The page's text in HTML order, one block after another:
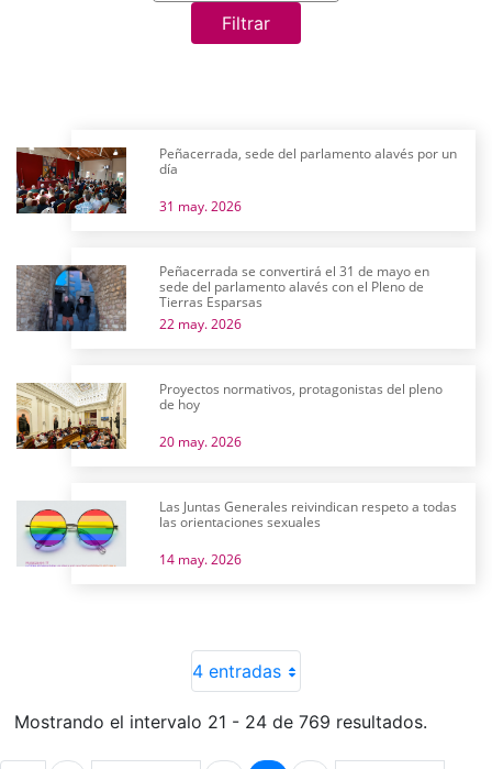
Filtrar
Peñacerrada, sede del parlamento alavés por un
día
31 may. 2026
Peñacerrada se convertirá el 31 de mayo en
sede del parlamento alavés con el Pleno de
Tierras Esparsas
22 may. 2026
Proyectos normativos, protagonistas del pleno
de hoy
20 may. 2026
Las Juntas Generales reivindican respeto a todas
las orientaciones sexuales
14 may. 2026
4 entradas
Mostrando el intervalo 21 - 24 de 769 resultados.